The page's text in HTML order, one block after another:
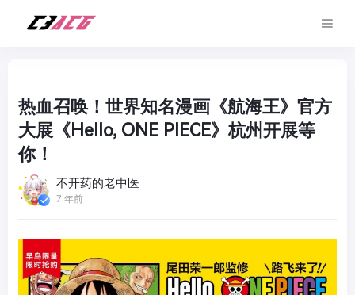
热血召唤！世界知名漫画《航海王》官方
大展《Hello, ONE PIECE》杭州开展等
你！
不开药的老中医
7 年前